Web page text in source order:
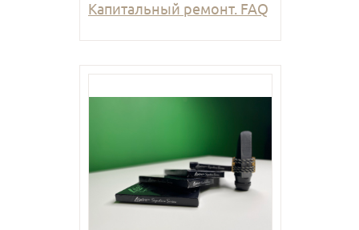
Капитальный ремонт. FAQ